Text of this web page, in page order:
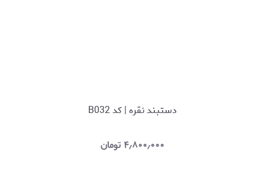
دستبند نقره | کد B032
۴٫۸۰۰٫۰۰۰ تومان